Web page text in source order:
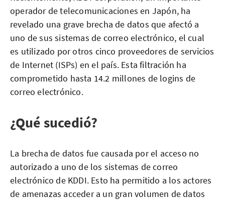
operador de telecomunicaciones en Japón, ha
revelado una grave brecha de datos que afectó a
uno de sus sistemas de correo electrónico, el cual
es utilizado por otros cinco proveedores de servicios
de Internet (ISPs) en el país. Esta filtración ha
comprometido hasta 14.2 millones de logins de
correo electrónico.
¿Qué sucedió?
La brecha de datos fue causada por el acceso no
autorizado a uno de los sistemas de correo
electrónico de KDDI. Esto ha permitido a los actores
de amenazas acceder a un gran volumen de datos